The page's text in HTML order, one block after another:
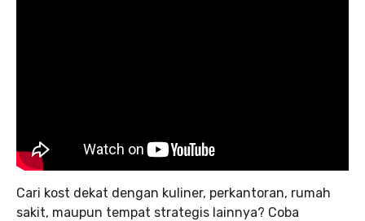
Cari kost dekat dengan kuliner, perkantoran, rumah
sakit, maupun tempat strategis lainnya? Coba